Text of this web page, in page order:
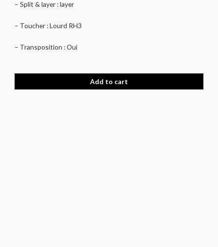
– Split & layer : layer
– Toucher : Lourd RH3
– Transposition : Oui
Add to cart